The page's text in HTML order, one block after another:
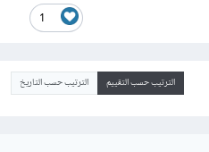
1
الترتيب حسب التقييم الترتيب حسب التاريخ